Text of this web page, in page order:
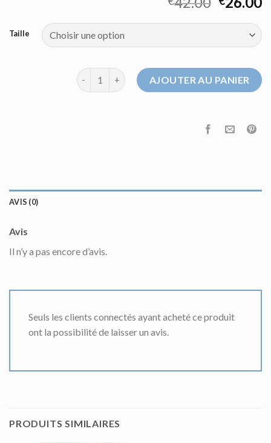
Taille
quantité de pull saint james homme
AJOUTER AU PANIER
AVIS (0)
Avis
Il n’y a pas encore d’avis.
Seuls les clients connectés ayant acheté ce produit
ont la possibilité de laisser un avis.
PRODUITS SIMILAIRES